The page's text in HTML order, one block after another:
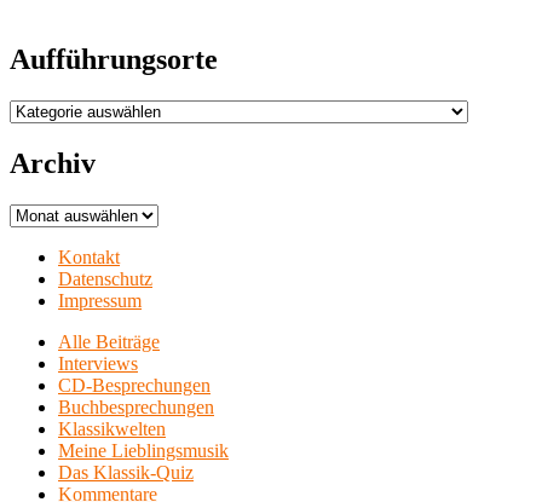
Aufführungsorte
Aufführungsorte
Archiv
Archiv
Kontakt
Datenschutz
Impressum
Alle Beiträge
Interviews
CD-Besprechungen
Buchbesprechungen
Klassikwelten
Meine Lieblingsmusik
Das Klassik-Quiz
Kommentare